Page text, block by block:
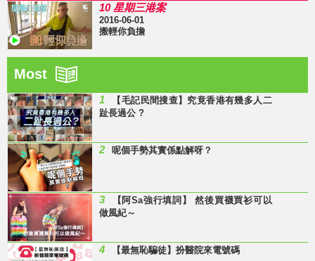
10 星期三港案
2016-06-01
搬輕你負擔
Most
1
【毛記民間搜查】究竟香港有幾多人二
趾長過公 ?
2 呢個手勢其實係點解呀？
3
【阿Sa強行填詞】 然後買襪買衫可以
做風紀～
4 【最無恥騙徒】扮醫院來電號碼